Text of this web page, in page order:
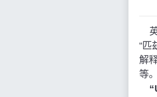
英
“匹
解
等。